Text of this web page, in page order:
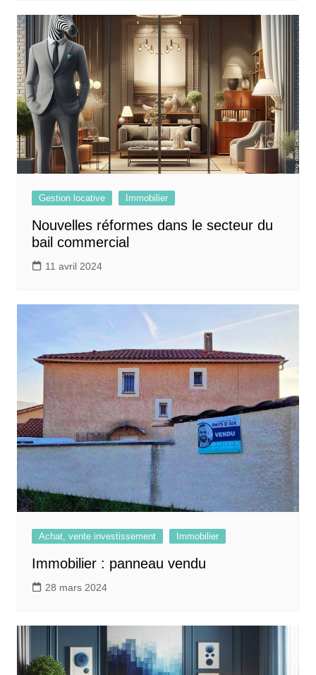
Gestion locative Immobilier
Nouvelles réformes dans le secteur du
bail commercial
11 avril 2024
Achat, vente investissement Immobilier
Immobilier : panneau vendu
28 mars 2024